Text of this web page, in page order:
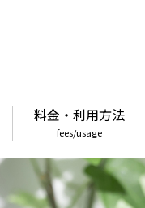
料金・利用方法
fees/usage